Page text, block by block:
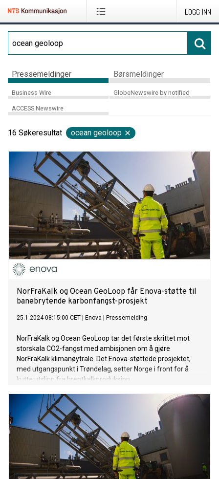
LOGG INN
Pressemeldinger Børsmeldinger
Business Wire GlobeNewswire by notified
ACCESS Newswire
16 Søkeresultat ocean geoloop
NorFraKalk og Ocean GeoLoop får Enova-støtte til
banebrytende karbonfangst-prosjekt
25.1.2024 08:15:00 CET Enova Pressemelding
NorFraKalk og Ocean GeoLoop tar det første skrittet mot
storskala CO2-fangst med ambisjonen om å gjøre
NorFraKalk klimanøytrale. Det Enova-støttede prosjektet,
med utgangspunkt i Trøndelag, setter Norge i front for å
kutte utslipp fra brentkalkproduksjon.